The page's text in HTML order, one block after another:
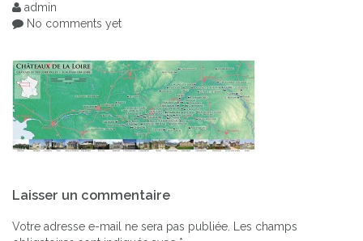
admin
No comments yet
de
l’article
Laisser un commentaire
Votre adresse e-mail ne sera pas publiée. Les champs